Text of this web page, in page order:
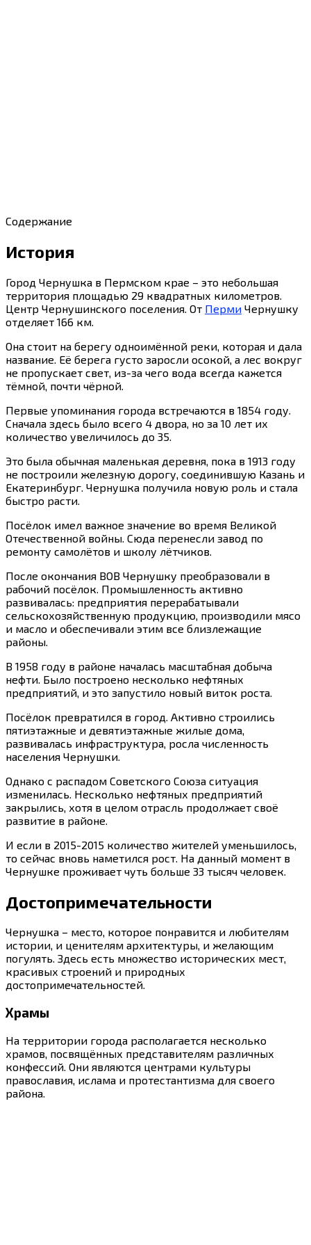
Содержание
История
Город Чернушка в Пермском крае – это небольшая
территория площадью 29 квадратных километров.
Центр Чернушинского поселения. От Перми Чернушку
отделяет 166 км.
Она стоит на берегу одноимённой реки, которая и дала
название. Её берега густо заросли осокой, а лес вокруг
не пропускает свет, из-за чего вода всегда кажется
тёмной, почти чёрной.
Первые упоминания города встречаются в 1854 году.
Сначала здесь было всего 4 двора, но за 10 лет их
количество увеличилось до 35.
Это была обычная маленькая деревня, пока в 1913 году
не построили железную дорогу, соединившую Казань и
Екатеринбург. Чернушка получила новую роль и стала
быстро расти.
Посёлок имел важное значение во время Великой
Отечественной войны. Сюда перенесли завод по
ремонту самолётов и школу лётчиков.
После окончания ВОВ Чернушку преобразовали в
рабочий посёлок. Промышленность активно
развивалась: предприятия перерабатывали
сельскохозяйственную продукцию, производили мясо
и масло и обеспечивали этим все близлежащие
районы.
В 1958 году в районе началась масштабная добыча
нефти. Было построено несколько нефтяных
предприятий, и это запустило новый виток роста.
Посёлок превратился в город. Активно строились
пятиэтажные и девятиэтажные жилые дома,
развивалась инфраструктура, росла численность
населения Чернушки.
Однако с распадом Советского Союза ситуация
изменилась. Несколько нефтяных предприятий
закрылись, хотя в целом отрасль продолжает своё
развитие в районе.
И если в 2015-2015 количество жителей уменьшилось,
то сейчас вновь наметился рост. На данный момент в
Чернушке проживает чуть больше 33 тысяч человек.
Достопримечательности
Чернушка – место, которое понравится и любителям
истории, и ценителям архитектуры, и желающим
погулять. Здесь есть множество исторических мест,
красивых строений и природных
достопримечательностей.
Храмы
На территории города располагается несколько
храмов, посвящённых представителям различных
конфессий. Они являются центрами культуры
православия, ислама и протестантизма для своего
района.